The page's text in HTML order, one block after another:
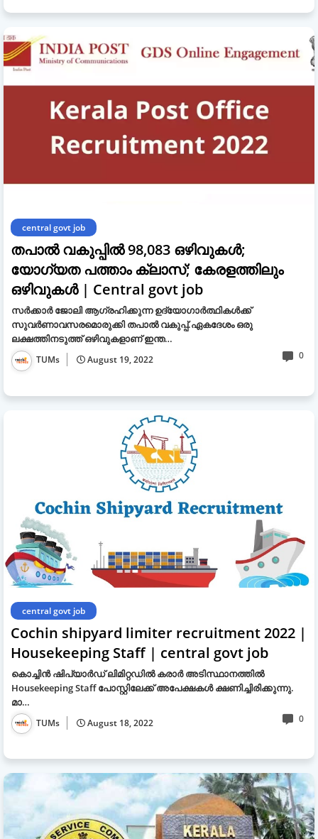
central govt job
തപാൽ വകുപ്പിൽ 98,083 ഒഴിവുകൾ;
യോഗ്യത പത്താം ക്ലാസ്; കേരളത്തിലും
ഒഴിവുകൾ | Central govt job
സർക്കാർ ജോലി ആഗ്രഹിക്കുന്ന ഉദ്യോഗാർത്ഥികൾക്ക്
സുവർണാവസരമൊരുക്കി തപാൽ വകുപ്പ്.ഏകദേശം ഒരു
ലക്ഷത്തിനടുത്ത് ഒഴിവുകളാണ് ഇന്ത…
TUMs August 19, 2022 0
central govt job
Cochin shipyard limiter recruitment 2022 |
Housekeeping Staff | central govt job
കൊച്ചിൻ ഷിപ്‌യാർഡ് ലിമിറ്റഡിൽ കരാർ അടിസ്ഥാനത്തിൽ
Housekeeping Staff പോസ്റ്റിലേക്ക് അപേക്ഷകൾ ക്ഷണിച്ചിരിക്കുന്നു.
മാ…
TUMs August 18, 2022 0